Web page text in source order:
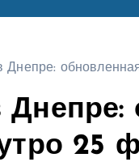
Днепре:
Днепре:
25